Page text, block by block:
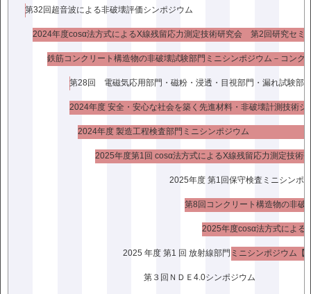
第32回超音波による非破壊評価シンポジウム
2024年度cosα法方式によるX線残留応力測定技術研究会 第2回研究セミ
2024年度 安全・安心な社会を築く先進材料・非破壊計測技術シ
2024年度 製造工程検査部門ミニシンポジウム
2025年度第1回 cosα法方式によるX線残留応力測定技術
2025年度 第1回保守検査ミニシンポ
2025年度cosα法方式によ
2025 年度 第1 回 放射線部門ミニシンポジウム【
第３回ＮＤＥ4.0シンポジウム
新
参加受付※申込期日：2025年2月14日（金）★延長し
2025.02.07更新
鉄筋コンクリート構造物の非破壊試験部門ミニ
シンポジウム－歴史的建造物の保存:調査から補
修・補強まで－
日 程：2024年 6月 4日（火）
場 所：東京理科大学 森戸記念館
開催形式：ハイブリッド（対面とZoomの併用）
2024.04.25更新